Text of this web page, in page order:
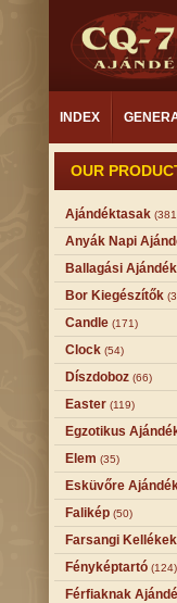
INDEX
OUR
Ajándéktasak
Anyák Napi
Ballagási Ajándék
Bor Kiegészítők
Candle (171)
Clock (54)
Díszdoboz (66)
Easter (119)
Egzotikus
Elem (35)
Esküvőre
Falikép (50)
Farsangi Kellékek
Fényképtartó (124)
Férfiaknak